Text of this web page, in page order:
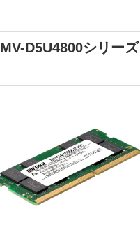
MV-D5U4800シリーズ